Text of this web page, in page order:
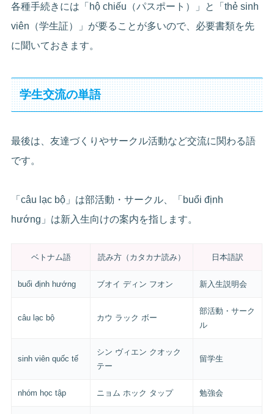
各種手続きには「hộ chiếu（パスポート）」と「thẻ sinh
viên（学生証）」が要ることが多いので、必要書類を先
に聞いておきます。
学生交流の単語
最後は、友達づくりやサークル活動など交流に関わる語
です。
「câu lạc bộ」は部活動・サークル、「buổi định
hướng」は新入生向けの案内を指します。
ベトナム語 読み方（カタカナ読み） 日本語訳
buổi định hướng ブオイ ディン フオン 新入生説明会
câu lạc bộ カウ ラック ボー
部活動・サーク
ル
sinh viên quốc tế
シン ヴィエン クオック
テー
留学生
nhóm học tập ニョム ホック タップ 勉強会